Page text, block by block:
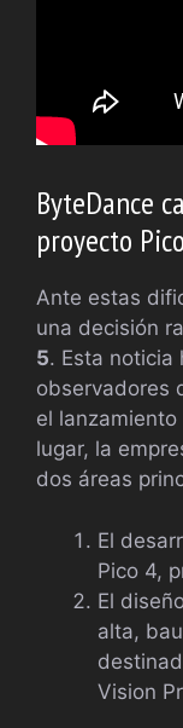
ByteDance
proyecto
Ante estas
una decisión
5. Esta noticia
observadores
el
lugar, la
dos áreas
El
Pico 4,
El
alta,
Vision